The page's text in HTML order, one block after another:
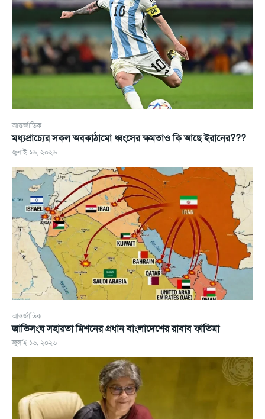
আন্তর্জাতিক
মধ্যপ্রাচ্যের সকল অবকাঠামো ধ্বংসের ক্ষমতাও কি আছে ইরানের???
জুলাই ১৬, ২০২৬
আন্তর্জাতিক
জাতিসংঘ সহায়তা মিশনের প্রধান বাংলাদেশের রাবাব ফাতিমা
জুলাই ১৬, ২০২৬